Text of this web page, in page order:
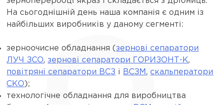
На сьогоднішній день наша компанія є одним із
найбільших виробників у даному сегменті:
зерноочисне обладнання (зернові сепаратори
ЛУЧ ЗСО,зернові сепаратори ГОРИЗОНТ-К,
повітряні сепаратори ВСЗ і ВСЗМ,скальператори
СКО );
технологічне обладнання для виробництва